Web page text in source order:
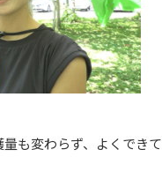
量も変わらず、よくできて